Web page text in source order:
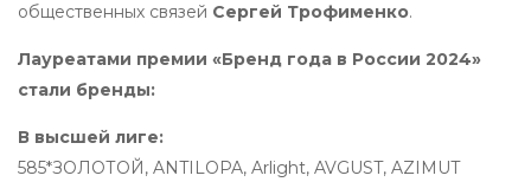
общественных связей Сергей Трофименко.
Лауреатами премии «Бренд года в России 2024»
стали бренды:
В высшей лиге:
585*ЗОЛОТОЙ, ANTILOPA, Arlight, AVGUST, AZIMUT